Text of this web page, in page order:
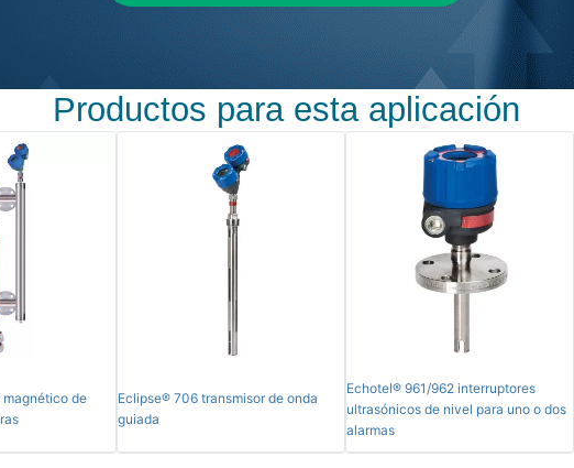
Productos para esta aplicación
de
Eclipse® 706 transmisor de onda
guiada
Echotel® 961/962 interruptores
ultrasónicos de nivel para uno o dos
alarmas